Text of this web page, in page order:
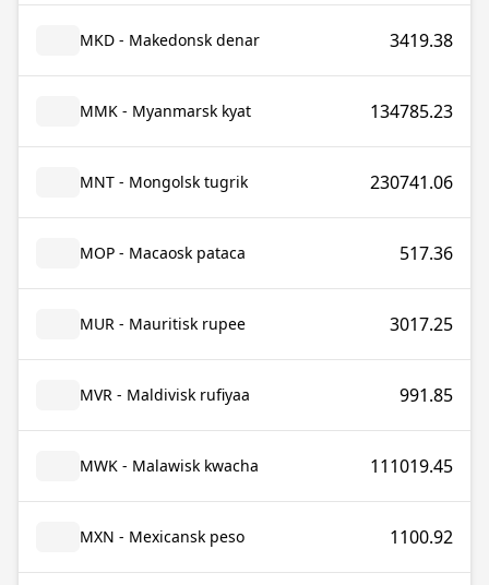
MKD - Makedonsk denar 3419.38
MMK - Myanmarsk kyat 134785.23
MNT - Mongolsk tugrik 230741.06
MOP - Macaosk pataca 517.36
MUR - Mauritisk rupee 3017.25
MVR - Maldivisk rufiyaa 991.85
MWK - Malawisk kwacha 111019.45
MXN - Mexicansk peso 1100.92